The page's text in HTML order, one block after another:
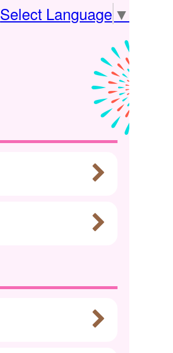
Select Language ▼